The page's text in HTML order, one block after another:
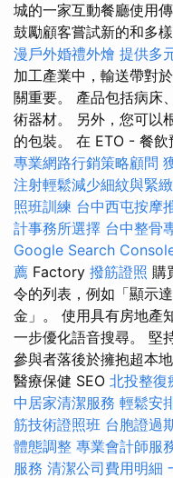
城的一家互動餐廳使用
鼓勵顧客嘗試新的和多
漫戶外婚禮外燴 提供多
加工產業中，輸送帶對
關重要。 產品包括病床
術器材。 另外，您可以
的包裝。 在 ETO - 餐飲
專業網路行銷策略顧問
注射輕鬆減少細紋與緊
照班訓練 台中西屯按摩
計事務所選擇 台中整骨
Google Search
薦 Factory 撥筋證照 購
令的列表，例如「顯示
金」。 使用具有房地產
一步優化語音搜尋。 堅
參與者落後於擁抱超本
醫療保健 SEO 北投整復
中居家清潔服務 輕鬆安
筋技術證照班 台胞證過
體態調整 專業會計師服
服務 清潔公司費用明細